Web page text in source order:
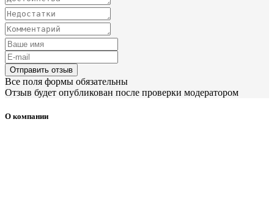
Отправить отзыв
Все поля формы обязательны
Отзыв будет опубликован после проверки модератором
О компании